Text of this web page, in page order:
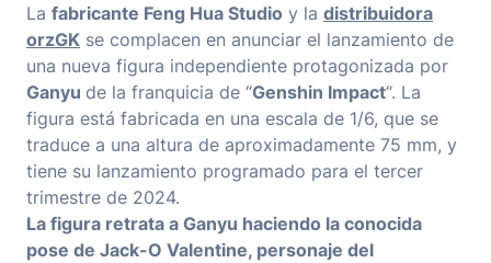
La fabricante Feng Hua Studio y la distribuidora
orzGK se complacen en anunciar el lanzamiento de
una nueva figura independiente protagonizada por
Ganyu de la franquicia de “Genshin Impact“. La
figura está fabricada en una escala de 1/6, que se
traduce a una altura de aproximadamente 75 mm, y
tiene su lanzamiento programado para el tercer
trimestre de 2024.
La figura retrata a Ganyu haciendo la conocida
pose de Jack-O Valentine, personaje del